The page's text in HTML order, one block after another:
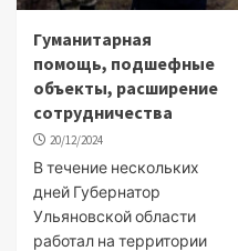
Гуманитарная
помощь, подшефные
объекты, расширение
сотрудничества
20/12/2024
В течение нескольких
дней Губернатор
Ульяновской области
работал на территории